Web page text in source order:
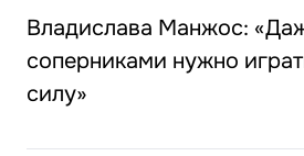
Владислава Манжос:
соперниками нужно
силу»